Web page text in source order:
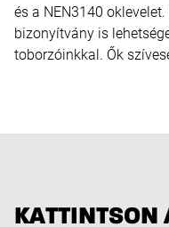
és a NEN3140
bizonyítvány is
toborzóinkkal. Ők
KATTINTSON